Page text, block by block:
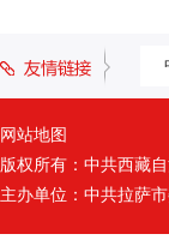
网站地图
版权所有：中共西藏
主办单位：中共拉萨